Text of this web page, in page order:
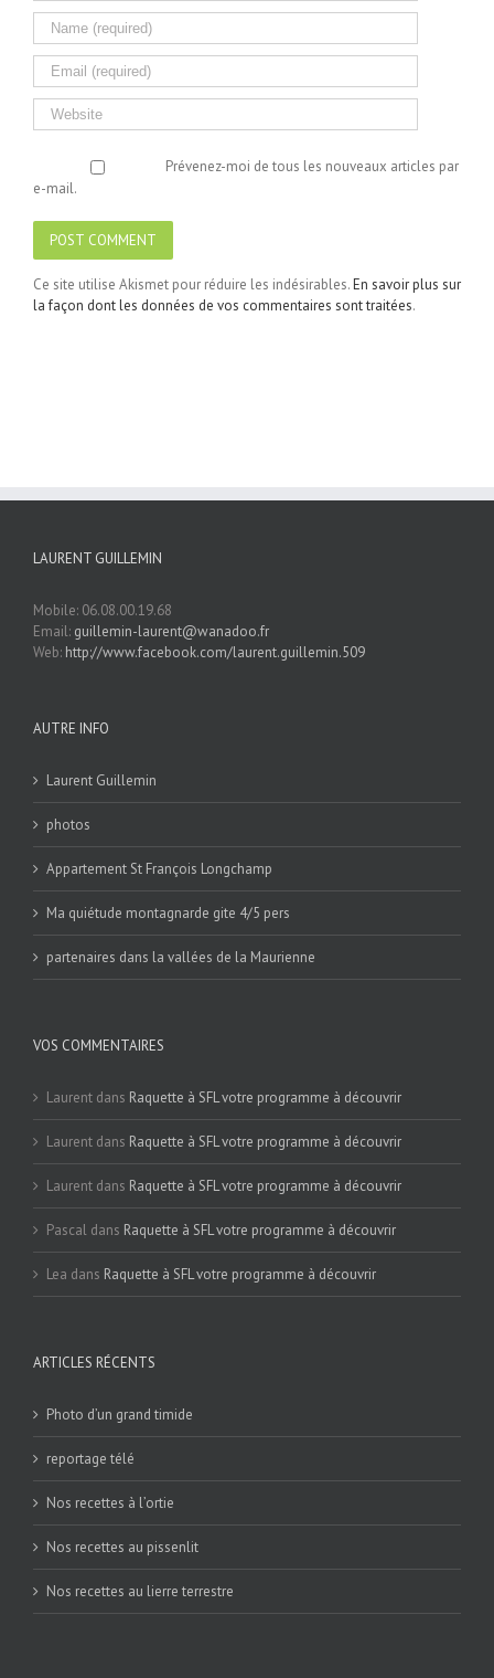
Prévenez-moi de tous les nouveaux articles par
e-mail.
Ce site utilise Akismet pour réduire les indésirables.En savoir plus sur
la façon dont les données de vos commentaires sont traitées.
LAURENT GUILLEMIN
Mobile: 06.08.00.19.68
Email: guillemin-laurent@wanadoo.fr
Web: http://www.facebook.com/laurent.guillemin.509
AUTRE INFO
Laurent Guillemin
photos
Appartement St François Longchamp
Ma quiétude montagnarde gite 4/5 pers
partenaires dans la vallées de la Maurienne
VOS COMMENTAIRES
Laurent dans Raquette à SFL votre programme à découvrir
Laurent dans Raquette à SFL votre programme à découvrir
Laurent dans Raquette à SFL votre programme à découvrir
Pascal dans Raquette à SFL votre programme à découvrir
Lea dans Raquette à SFL votre programme à découvrir
ARTICLES RÉCENTS
Photo d’un grand timide
reportage télé
Nos recettes à l’ortie
Nos recettes au pissenlit
Nos recettes au lierre terrestre